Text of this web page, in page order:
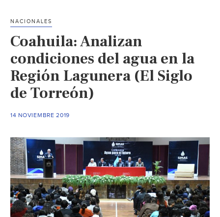
Voz
)
NACIONALES
Coahuila: Analizan
condiciones del agua en la
Región Lagunera (El Siglo
de Torreón)
14 NOVIEMBRE 2019